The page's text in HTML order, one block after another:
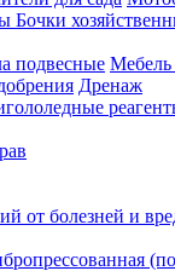
Бочки
подвесные Мебель
Дренаж
от болезней и